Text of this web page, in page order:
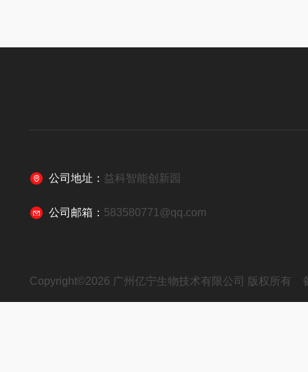
公司地址： 益科智能创新园
公司邮箱： 583580771@qq.com
Copyright©2026 广州亿宁生物技术有限公司 版权所有